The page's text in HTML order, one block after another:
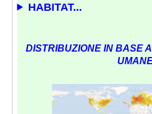
HABITAT...
DISTRIBUZIONE IN BASE